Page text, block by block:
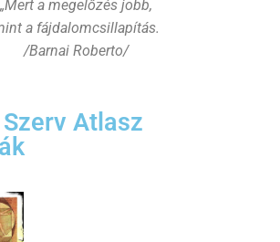
„Mert a megelőzés jobb,
a fájdalomcsillapítás.
/Barnai Roberto/
Atlasz